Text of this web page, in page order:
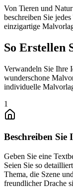
Von Tieren und
beschreiben Sie
einzigartige
So Erstellen
Verwandeln Sie Ihre
wunderschone
individuelle
1
Beschreiben
Geben Sie eine
Seien Sie so
Thema, die Szene
freundlicher Drache